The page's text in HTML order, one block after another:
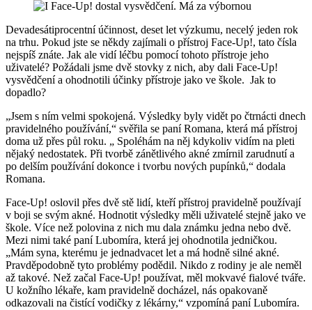
Devadesátiprocentní účinnost, deset let výzkumu, necelý jeden rok
na trhu. Pokud jste se někdy zajímali o přístroj Face-Up!, tato čísla
nejspíš znáte. Jak ale vidí léčbu pomocí tohoto přístroje jeho
uživatelé? Požádali jsme dvě stovky z nich, aby dali Face-Up!
vysvědčení a ohodnotili účinky přístroje jako ve škole. Jak to
dopadlo?
„Jsem s ním velmi spokojená. Výsledky byly vidět po čtrnácti dnech
pravidelného používání,“ svěřila se paní Romana, která má přístroj
doma už přes půl roku. „ Spoléhám na něj kdykoliv vidím na pleti
nějaký nedostatek. Při tvorbě zánětlivého akné zmírnil zarudnutí a
po delším používání dokonce i tvorbu nových pupínků,“ dodala
Romana.
Face-Up! oslovil přes dvě stě lidí, kteří přístroj pravidelně používají
v boji se svým akné. Hodnotit výsledky měli uživatelé stejně jako ve
škole. Více než polovina z nich mu dala známku jedna nebo dvě.
Mezi nimi také paní Lubomíra, která jej ohodnotila jedničkou.
„Mám syna, kterému je jednadvacet let a má hodně silné akné.
Pravděpodobně tyto problémy podědil. Nikdo z rodiny je ale neměl
až takové. Než začal Face-Up! používat, měl mokvavé fialové tváře.
U kožního lékaře, kam pravidelně docházel, nás opakovaně
odkazovali na čistící vodičky z lékárny,“ vzpomíná paní Lubomíra.